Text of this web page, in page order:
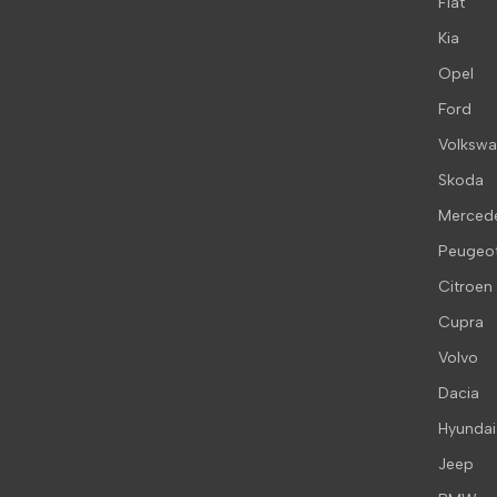
Kia
Opel
Ford
Skoda
Citroen
Cupra
Volvo
Dacia
Hyundai
Jeep